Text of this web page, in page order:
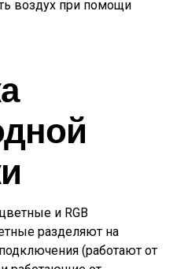
воздух при помощи
и RGB
разделяют на
(работают от